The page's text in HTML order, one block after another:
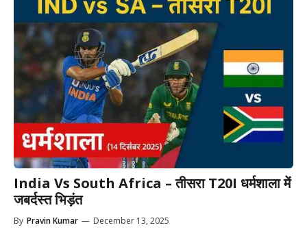
India Vs South Africa – तीसरा T20I धर्मशाला में
जबर्दस्त भिड़ंत
By Pravin Kumar — December 13, 2025